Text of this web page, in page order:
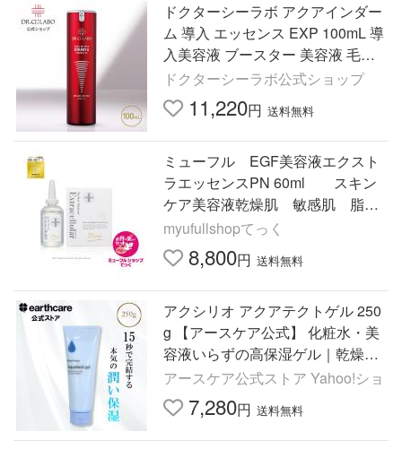
ドクターシーラボ アクアインダー
ム 導入 エッセンス EXP 100mL 導
入美容液 ブースター 美容液 毛穴
透明感 保湿 乾燥 紫外線 敏感肌 サ
ポート セラム
ドクターシーラボ公式ショップ
11,220円 送料無料
ミューフル EGF美容液エクスト
ラエッセンスPN 60ml スキン
ケア美容液乾燥肌 敏感肌 脂性
肌 myufull
myufullshopてっく
8,800円 送料無料
アクシリオ アクアテクトゲル 250
g 【アースケア公式】 化粧水・美
容液いらずの高保湿ゲル｜乾燥・
敏感肌・毛穴・シミ対策に エタノ
ール不使用
アースケア公式ストア Yahoo!ショ
7,280円 送料無料